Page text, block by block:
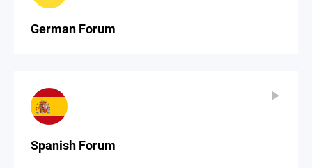
German Forum
Spanish Forum
▶